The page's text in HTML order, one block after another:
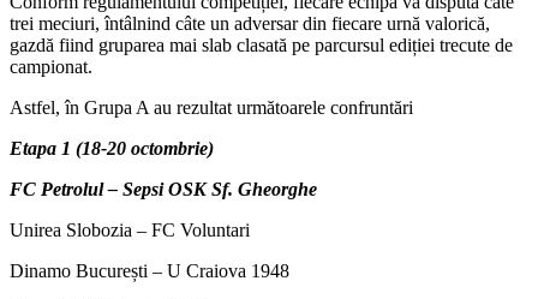
trei meciuri, întâlnind câte un adversar din fiecare urnă valorică,
gazdă fiind gruparea mai slab clasată pe parcursul ediției trecute de
campionat.
Astfel, în Grupa A au rezultat următoarele confruntări
Etapa 1 (18-20 octombrie)
FC Petrolul – Sepsi OSK Sf. Gheorghe
Unirea Slobozia – FC Voluntari
Dinamo București – U Craiova 1948